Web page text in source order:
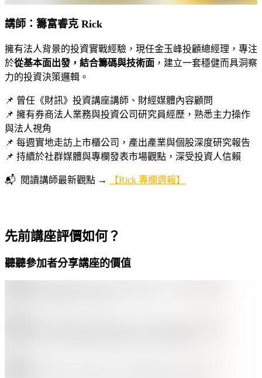
講師：籌富睿克 Rick
擁有法人背景的投資實戰經驗，現任金玉峰投顧總經理，專注
於從基本面出發，結合籌碼與技術面 ，建立一套穩健而具洞察
力的投資決策邏輯。
📌 曾任《財訊》投資講座講師、財經媒體內容顧問
📌 擁有券商法人業務與投資公司研究員經歷，熟悉主力操作
與法人視角
📌 每週實地走訪上市櫃公司，產出產業與個股深度研究報告
📌 持續於社群媒體與專欄發表市場觀點，深受投資人信賴
📬 閱讀講師最新觀點 → 【Rick 專欄週報】
先前講座評價如何？
聽聽參加者分享講座的價值